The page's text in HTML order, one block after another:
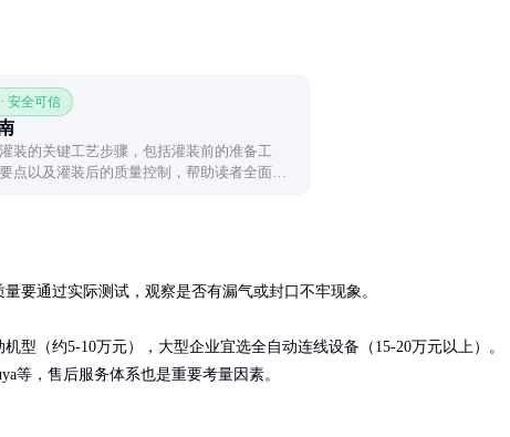
安全可信
装的关键工艺步骤，包括灌装前的准备工
点以及灌装后的质量控制，帮助读者全面了
要通过实际测试，观察是否有漏气或封口不牢现象。
型（约5-10万元），大型企业宜选全自动连线设备（15-20万元以上）。
等，售后服务体系也是重要考量因素。